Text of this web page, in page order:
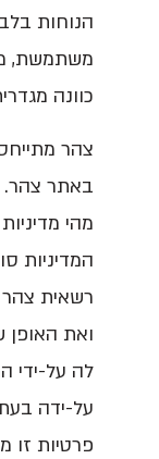
הנוחות
משתמשת,
כוונה מגדרית.
צהר
באתר צהר.
מהי מדיניות
המדיניות
רשאית צהר
ואת האופן
לה על-ידי
על-ידה בעת
פרטיות זו